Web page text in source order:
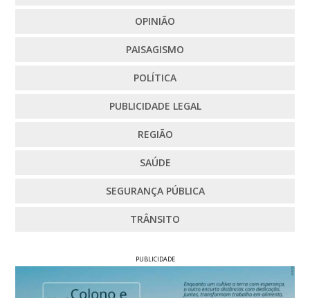
OPINIÃO
PAISAGISMO
POLÍTICA
PUBLICIDADE LEGAL
REGIÃO
SAÚDE
SEGURANÇA PÚBLICA
TRÂNSITO
PUBLICIDADE